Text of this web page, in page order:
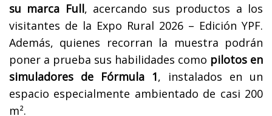
su marca Full, acercando sus productos a los
visitantes de la Expo Rural 2026 – Edición YPF.
Además, quienes recorran la muestra podrán
poner a prueba sus habilidades como pilotos en
simuladores de Fórmula 1, instalados en un
espacio especialmente ambientado de casi 200
m².